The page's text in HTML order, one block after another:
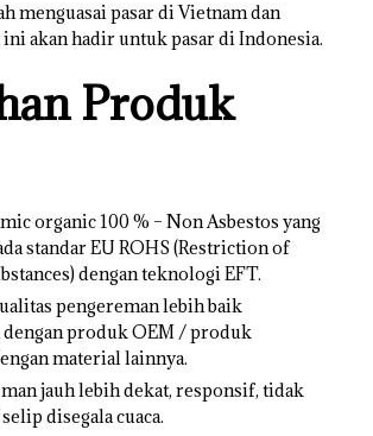
menguasai pasar di Vietnam dan
akan hadir untuk pasar di Indonesia.
Produk
organic 100 % – Non Asbestos yang
standar EU ROHS (Restriction of
dengan teknologi EFT.
pengereman lebih baik
produk OEM / produk
material lainnya.
jauh lebih dekat, responsif, tidak
disegala cuaca.